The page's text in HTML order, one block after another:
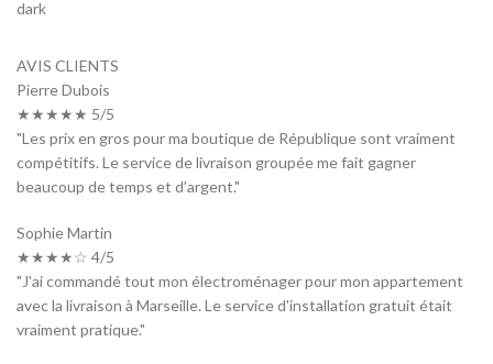
AVIS CLIENTS
Pierre Dubois
★★★★★ 5/5
"Les prix en gros pour ma boutique de République sont vraiment
compétitifs. Le service de livraison groupée me fait gagner
beaucoup de temps et d'argent."
Sophie Martin
★★★★☆ 4/5
"J'ai commandé tout mon électroménager pour mon appartement
avec la livraison à Marseille. Le service d'installation gratuit était
vraiment pratique."